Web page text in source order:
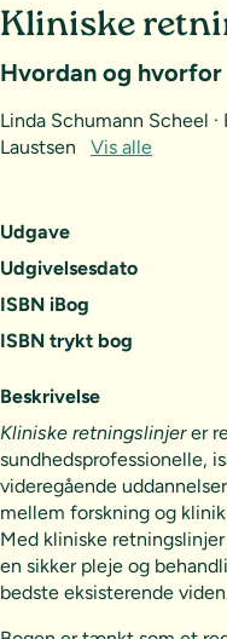
Udgave
Udgivelsesdato
ISBN iBog
ISBN trykt bog
Kliniske
Hvordan og hvorfor
Linda Schumann Scheel ·
Laustsen
Vis alle
Beskrivelse
Kliniske retningslinjerer
sundhedsprofessionelle,
videregående
mellem forskning og
Med kliniske
en sikker pleje og
bedste eksisterende